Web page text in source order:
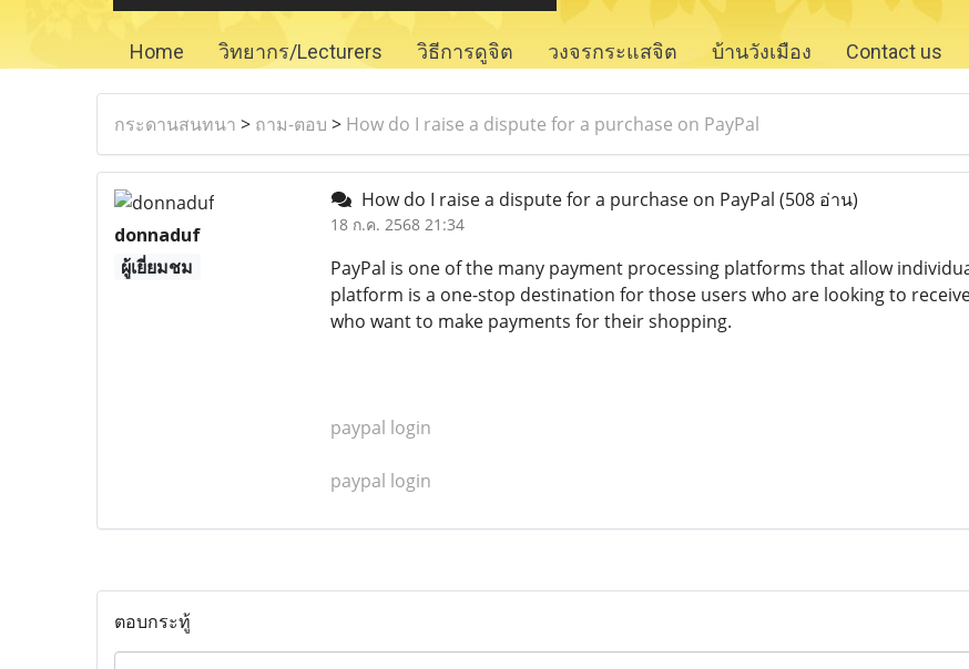
Home วิทยากร/Lecturers วิธีการดูจิต วงจรกระแสจิต บ้านวังเมือง Contact us
กระดานสนทนา > ถาม-ตอบ > How do I raise a dispute for a purchase on PayPal
donnaduf
ผู้เยี่ยมชม
How do I raise a dispute for a purchase on PayPal (508 อ่าน)
18 ก.ค. 2568 21:34
PayPal is one of the many payment processing platforms that allow
platform is a one-stop destination for those users who are looking to
who want to make payments for their shopping.
paypal login
paypal login
ตอบกระทู้